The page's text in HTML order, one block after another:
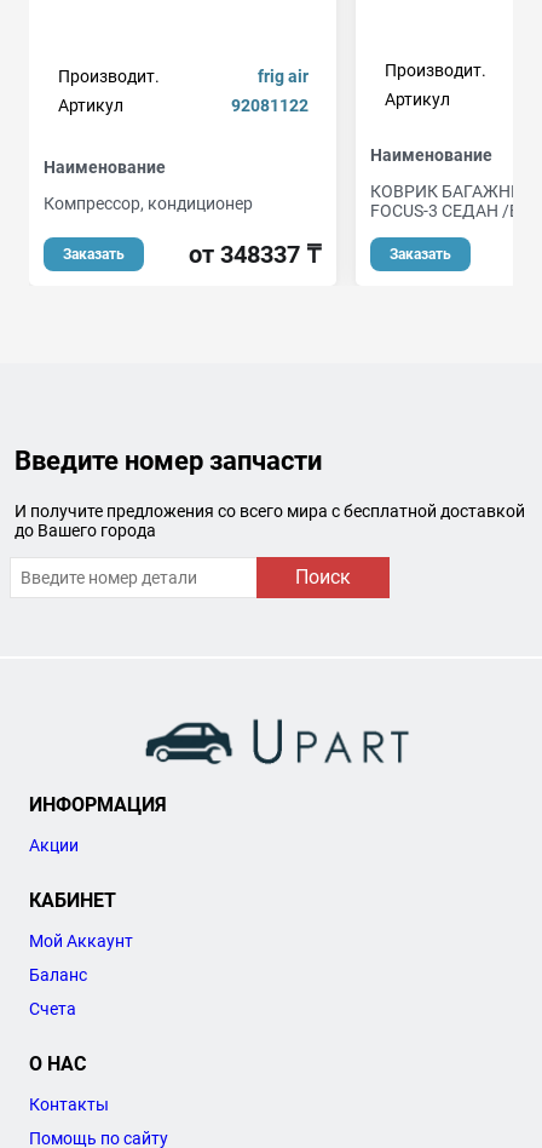
Производит.
frig air
Артикул
92081122
Наименование
Компрессор, кондиционер
Заказать от 348337 ₸
Производит.
Артикул
Наименование
КОВРИК БАГАЖНИКА
FOCUS-3 СЕДАН /
Заказать
Введите номер запчасти
И получите предложения со всего мира с бесплатной доставкой
до Вашего города
Поиск
ИНФОРМАЦИЯ
Акции
КАБИНЕТ
Мой Аккаунт
Баланс
Счета
О НАС
Контакты
Помощь по сайту